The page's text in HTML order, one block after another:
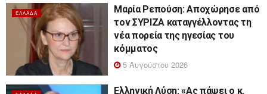
ΕΛΛΆΔΑ
Μαρία Ρεπούση: Αποχώρησε από
τον ΣΥΡΙΖΑ καταγγέλλοντας τη
νέα πορεία της ηγεσίας του
κόμματος
5 Αυγούστου 2026
Ελληνική Λύση: «Ας πάψει ο κ.